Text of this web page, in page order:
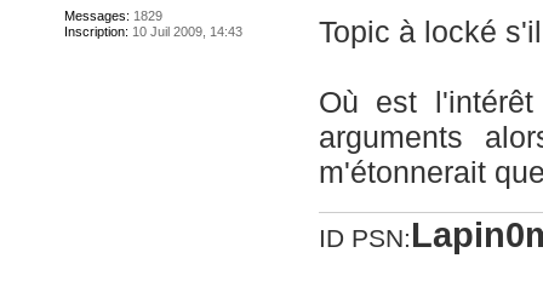
Topic à locké
Où est
arguments
m'étonnerait
ID PSN:
Messages: 1829
Inscription: 10 Juil 2009, 14:43